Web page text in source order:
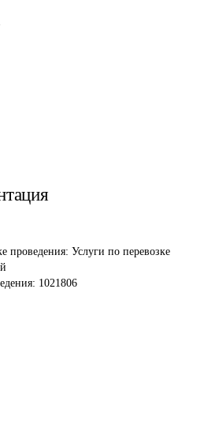
проведения: Услуги по перевозке
1021806